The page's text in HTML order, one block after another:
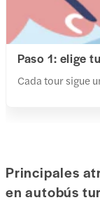
Paso 1: elige
Cada tour sigue
Principales
en autobús